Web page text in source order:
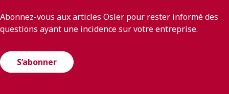
Abonnez-vous aux articles Osler pour rester informé des
questions ayant une incidence sur votre entreprise.
S’abonner